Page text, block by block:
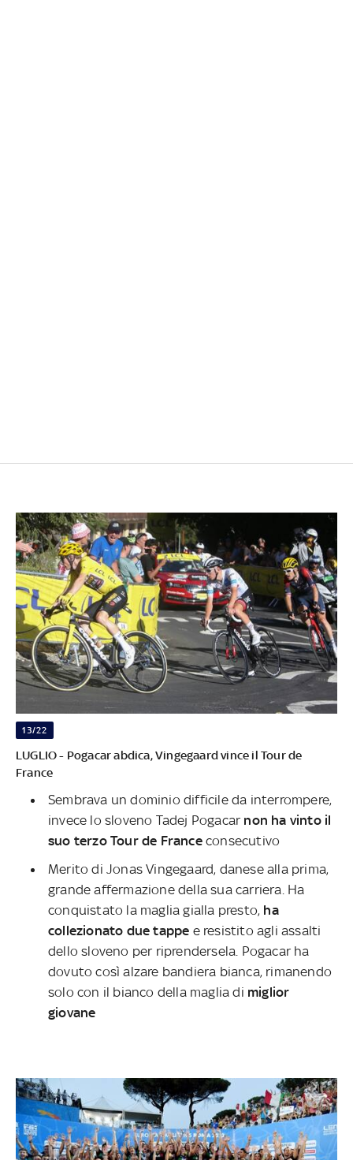
13/22
LUGLIO - Pogacar abdica, Vingegaard vince il Tour de
France
Sembrava un dominio difficile da interrompere,
invece lo sloveno Tadej Pogacar non ha vinto il
suo terzo Tour de France consecutivo
Merito di Jonas Vingegaard, danese alla prima,
grande affermazione della sua carriera. Ha
conquistato la maglia gialla presto, ha
collezionato due tappe e resistito agli assalti
dello sloveno per riprendersela. Pogacar ha
dovuto così alzare bandiera bianca, rimanendo
solo con il bianco della maglia di miglior
giovane